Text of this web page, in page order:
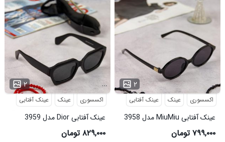
۲ ...
اکسسوری عینک عینک آفتابی
عینک آفتابی Dior مدل 3959
۸۲۹,۰۰۰ تومان
۲ ...
اکسسوری عینک عینک آفتابی
عینک آفتابی MiuMiu مدل 3958
۷۹۹,۰۰۰ تومان